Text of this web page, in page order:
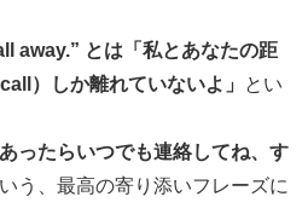
away.” とは「私とあなたの距
）しか離れていないよ」
とい
あったらいつでも連絡してね、す
う、最高の寄り添いフレーズに